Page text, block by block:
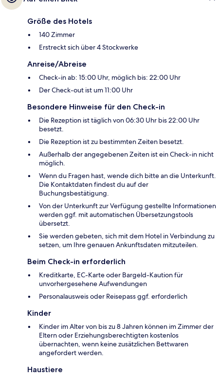
Größe des Hotels
140 Zimmer
Erstreckt sich über 4 Stockwerke
Anreise/Abreise
Check-in ab: 15:00 Uhr, möglich bis: 22:00 Uhr
Der Check-out ist um 11:00 Uhr
Besondere Hinweise für den Check-in
Die Rezeption ist täglich von 06:30 Uhr bis 22:00 Uhr
besetzt.
Die Rezeption ist zu bestimmten Zeiten besetzt.
Außerhalb der angegebenen Zeiten ist ein Check-in nicht
möglich.
Wenn du Fragen hast, wende dich bitte an die Unterkunft.
Die Kontaktdaten findest du auf der
Buchungsbestätigung.
Von der Unterkunft zur Verfügung gestellte Informationen
werden ggf. mit automatischen Übersetzungstools
übersetzt.
Sie werden gebeten, sich mit dem Hotel in Verbindung zu
setzen, um Ihre genauen Ankunftsdaten mitzuteilen.
Beim Check-in erforderlich
Kreditkarte, EC-Karte oder Bargeld-Kaution für
unvorhergesehene Aufwendungen
Personalausweis oder Reisepass ggf. erforderlich
Kinder
Kinder im Alter von bis zu 8 Jahren können im Zimmer der
Eltern oder Erziehungsberechtigten kostenlos
übernachten, wenn keine zusätzlichen Bettwaren
angefordert werden.
Haustiere